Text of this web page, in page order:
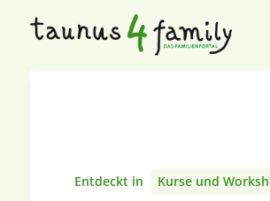
Entdeckt in Kurse und